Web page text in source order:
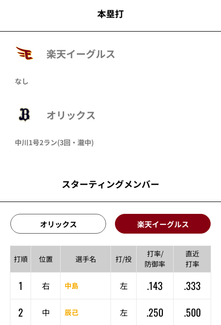
本塁打
楽天イーグルス
なし
オリックス
中川1号2ラン(3回・ 瀧中)
スターティングメンバー
オリックス 楽天イーグルス
打順 位置 選手名 打/投
打率/
防御率
直近
打率
1 右 中島 左 .143
.333
2
中 辰己 左 .250
.500